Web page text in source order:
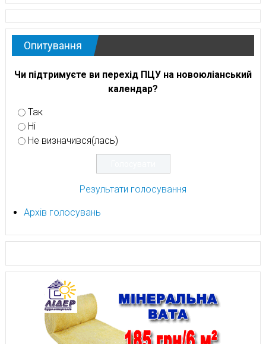
Опитування
Чи підтримуєте ви перехід ПЦУ на новоюліанський
календар?
Так
Ні
Не визначився(лась)
Результати голосування
Архів голосувань